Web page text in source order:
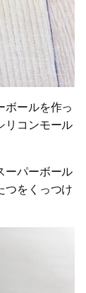
ボールを作っ
リコンモール
ーパーボール
つをくっつけ